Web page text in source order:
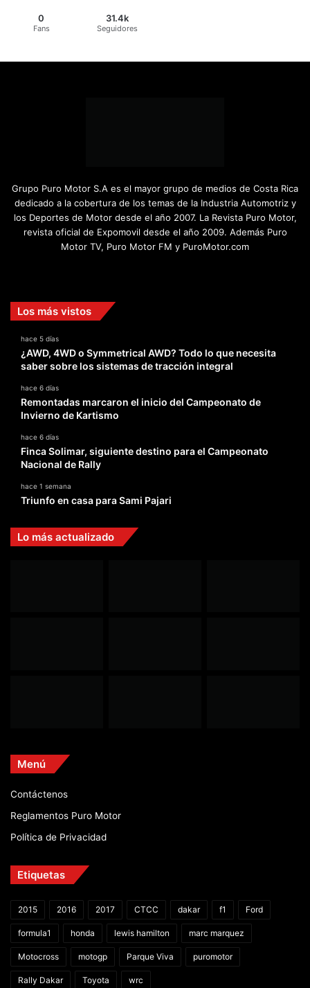
0
Fans
31.4k
Seguidores
Grupo Puro Motor S.A es el mayor grupo de medios de Costa Rica
dedicado a la cobertura de los temas de la Industria Automotriz y
los Deportes de Motor desde el año 2007. La Revista Puro Motor,
revista oficial de Expomovil desde el año 2009. Además Puro
Motor TV, Puro Motor FM y PuroMotor.com
Los más vistos
hace 5 días
¿AWD, 4WD o Symmetrical AWD? Todo lo que necesita
saber sobre los sistemas de tracción integral
hace 6 días
Remontadas marcaron el inicio del Campeonato de
Invierno de Kartismo
hace 6 días
Finca Solimar, siguiente destino para el Campeonato
Nacional de Rally
hace 1 semana
Triunfo en casa para Sami Pajari
Lo más actualizado
Menú
Contáctenos
Reglamentos Puro Motor
Política de Privacidad
Etiquetas
2015 2016 2017 CTCC dakar f1 Ford
formula1 honda lewis hamilton marc marquez
Motocross motogp Parque Viva puromotor
Rally Dakar Toyota wrc